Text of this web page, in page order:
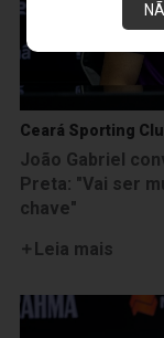
Ceará Sporting
João Gabriel
Preta: "Vai ser
chave"
Leia mais